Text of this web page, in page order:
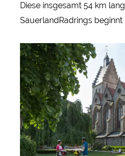
Diese insgesamt 54 km
SauerlandRadrings
Radreise: Friedensroute